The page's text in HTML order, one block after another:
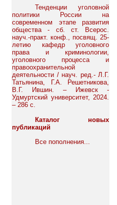
Тенденции уголовной
политики России на
современном этапе развития
общества - сб. ст. Всерос.
науч.-практ. конф., посвящ. 25-
летию кафедр уголовного
права и криминологии,
уголовного процесса и
правоохранительной
деятельности / науч. ред.- Л.Г.
Татьянина, Г.А. Решетникова,
В.Г. Ившин. – Ижевск -
Удмуртский университет, 2024.
– 286 с.
Каталог новых
публикаций
Все пополнения...